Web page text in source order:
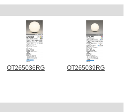
OT265036RG OT265039RG